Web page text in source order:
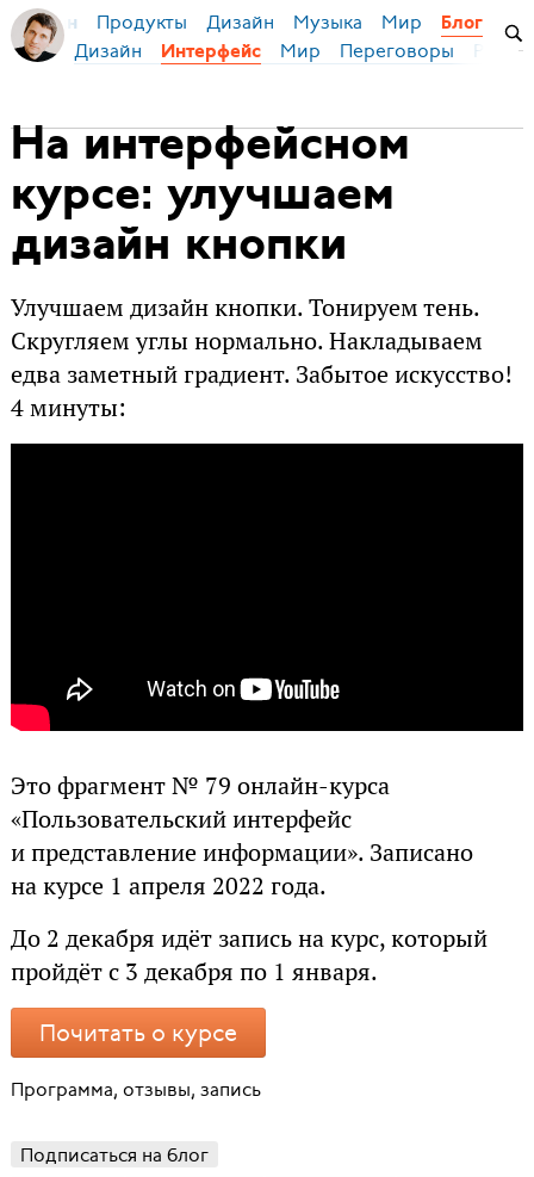
Бирман Продукты Дизайн Музыка Мир Блог
Дизайн Интерфейс Мир Переговоры
На интерфейсном
курсе: улучшаем
дизайн кнопки
Улучшаем дизайн кнопки. Тонируем тень.
Скругляем углы нормально. Накладываем
едва заметный градиент. Забытое искусство!
4 минуты:
Это фрагмент № 79 онлайн-курса
«Пользовательский интерфейс
и представление информации». Записано
на курсе 1 апреля 2022 года.
До 2 декабря идёт запись на курс, который
пройдёт с 3 декабря по 1 января.
Почитать о курсе
Программа, отзывы, запись
Подписаться на блог